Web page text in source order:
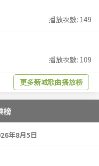
播放次數: 149
播放次數: 109
更多新城歌曲播放榜
榜
年8月5日